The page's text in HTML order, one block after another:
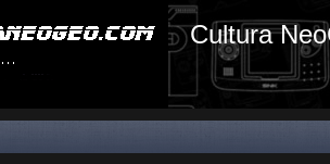
Cultura